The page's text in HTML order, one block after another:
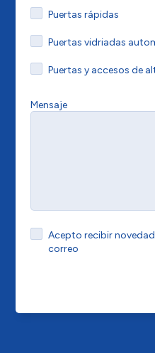
Puertas rápidas
Puertas vidriadas
Puertas y accesos de
Mensaje
Acepto recibir
correo